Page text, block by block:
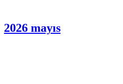
2026 mayıs